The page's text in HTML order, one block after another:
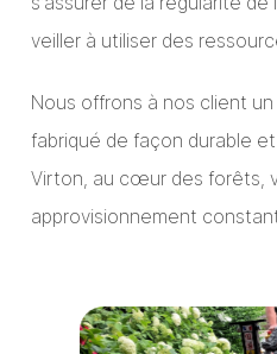
veiller à utiliser des
Nous offrons à nos client
fabriqué de façon durable
Virton, au cœur des forêts,
approvisionnement